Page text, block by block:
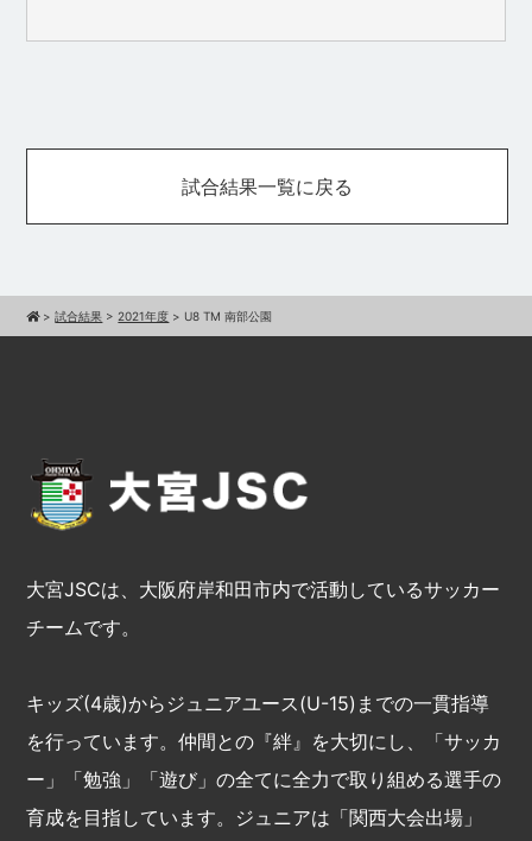
試合結果一覧に戻る
>試合結果 > 2021年度 > U8 TM 南部公園
大宮JSCは、大阪府岸和田市内で活動しているサッカー
チームです。
キッズ(4歳)からジュニアユース(U-15)までの一貫指導
を行っています。仲間との『絆』を大切にし、「サッカ
ー」「勉強」「遊び」の全てに全力で取り組める選手の
育成を目指しています。ジュニアは「関西大会出場」